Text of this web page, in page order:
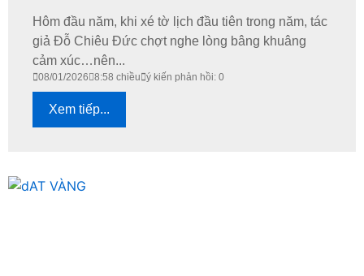
Hôm đầu năm, khi xé tờ lịch đầu tiên trong năm, tác
giả Đỗ Chiêu Đức chợt nghe lòng bâng khuâng
cảm xúc…nên...
08/01/2026 8:58 chiều ý kiến phản hồi: 0
Xem tiếp...